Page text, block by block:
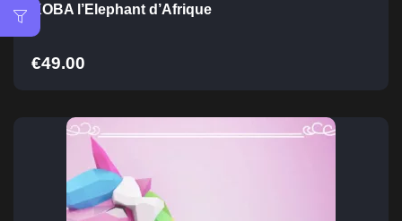
KOBA l’Elephant d’Afrique
€49.00